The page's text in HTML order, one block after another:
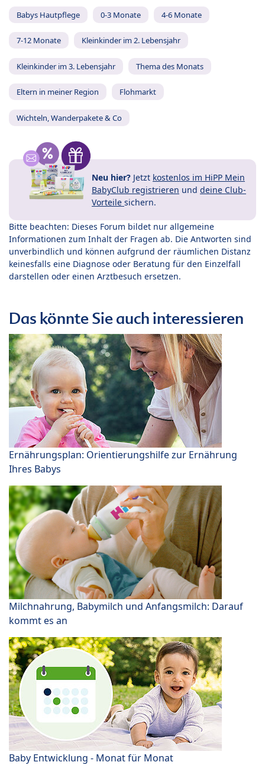
Babys Hautpflege 0-3 Monate 4-6 Monate
7-12 Monate Kleinkinder im 2. Lebensjahr
Kleinkinder im 3. Lebensjahr Thema des Monats
Eltern in meiner Region Flohmarkt
Wichteln, Wanderpakete & Co
Neu hier? Jetzt kostenlos im HiPP Mein
BabyClub registrieren und deine Club-
Vorteile sichern.
Bitte beachten: Dieses Forum bildet nur allgemeine
Informationen zum Inhalt der Fragen ab. Die Antworten sind
unverbindlich und können aufgrund der räumlichen Distanz
keinesfalls eine Diagnose oder Beratung für den Einzelfall
darstellen oder einen Arztbesuch ersetzen.
Das könnte Sie auch interessieren
Ernährungsplan: Orientierungshilfe zur Ernährung
Ihres Babys
Milchnahrung, Babymilch und Anfangsmilch: Darauf
kommt es an
Baby Entwicklung - Monat für Monat